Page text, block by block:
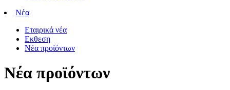
Νέα
Εταιρικά νέα
Εκθεση
Νέα προϊόντων
Νέα προϊόντων